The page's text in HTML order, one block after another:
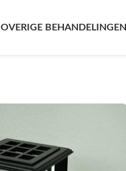
OVERIGE BEHANDELINGEN